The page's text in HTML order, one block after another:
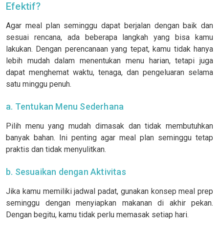
Efektif?
Agar meal plan seminggu dapat berjalan dengan baik dan
sesuai rencana, ada beberapa langkah yang bisa kamu
lakukan. Dengan perencanaan yang tepat, kamu tidak hanya
lebih mudah dalam menentukan menu harian, tetapi juga
dapat menghemat waktu, tenaga, dan pengeluaran selama
satu minggu penuh.
a. Tentukan Menu Sederhana
Pilih menu yang mudah dimasak dan tidak membutuhkan
banyak bahan. Ini penting agar meal plan seminggu tetap
praktis dan tidak menyulitkan.
b. Sesuaikan dengan Aktivitas
Jika kamu memiliki jadwal padat, gunakan konsep meal prep
seminggu dengan menyiapkan makanan di akhir pekan.
Dengan begitu, kamu tidak perlu memasak setiap hari.